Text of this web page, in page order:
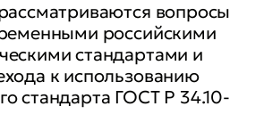
вопросы
российскими
стандартами и
к использованию
стандарта ГОСТ Р 34.10-